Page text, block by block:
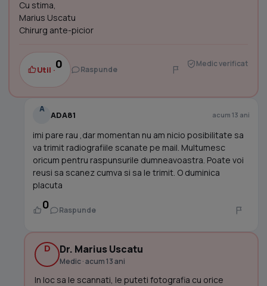
Cu stima,
Marius Uscatu
Chirurg ante-picior
Util ·0 Raspunde
Medic verificat
A
ADA81 acum 13 ani
imi pare rau ,dar momentan nu am nicio posibilitate sa
va trimit radiografiile scanate pe mail. Multumesc
oricum pentru raspunsurile dumneavoastra. Poate voi
reusi sa scanez cumva si sa le trimit. O duminica
placuta
0 Raspunde
D Dr. Marius Uscatu
Medic · acum 13 ani
In loc sa le scannati, le puteti fotografia cu orice